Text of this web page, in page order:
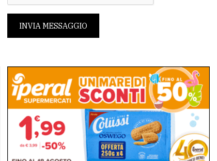
INVIA MESSAGGIO